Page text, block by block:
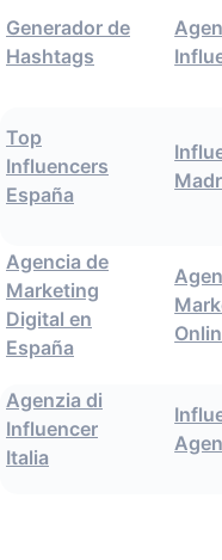
Generador de
Hashtags
Top
Influencers
España
Agencia de
Marketing
Digital en
España
Agenzia di
Influencer
Italia